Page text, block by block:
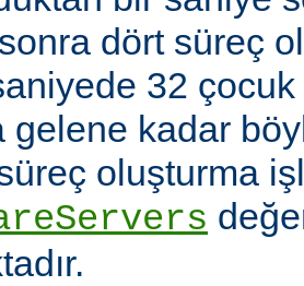
dört süreç
32
gelene kadar
oluşturma